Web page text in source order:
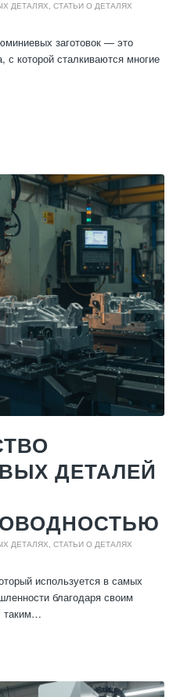
ДЕТАЛЯХ СТАТЬИ О ДЕТАЛЯХ
заготовок — это
с которой сталкиваются многие
ДЕТАЛЕЙ
ДЕТАЛЯХ СТАТЬИ О ДЕТАЛЯХ
используется в самых
благодаря своим
таким…